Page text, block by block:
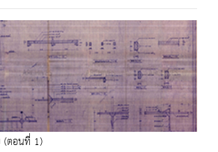
(ตอนที่ 1)